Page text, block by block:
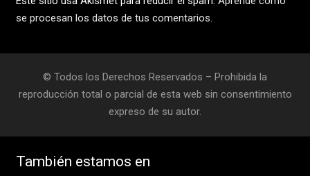
se procesan los datos de tus comentarios.
© Todos los Derechos Reservados – Prohibida la
reproducción total o parcial de esta web sin consentimiento
expreso de su autor.
También estamos en